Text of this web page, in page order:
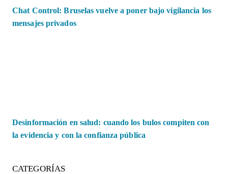
Chat Control: Bruselas vuelve a poner bajo vigilancia los
mensajes privados
Desinformación en salud: cuando los bulos compiten con
la evidencia y con la confianza pública
CATEGORÍAS